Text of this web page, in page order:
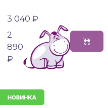
3 040 ₽
2
890
₽